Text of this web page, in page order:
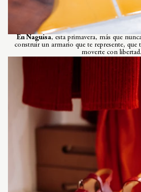
En Naguisa, esta primavera, más que
construir un armario que te represente, que
moverte con libertad.